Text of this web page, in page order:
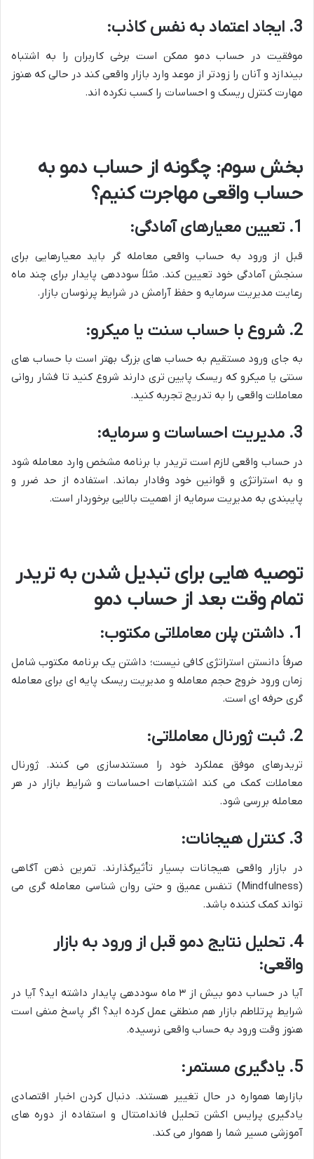
3. ایجاد اعتماد به نفس کاذب:
موفقیت در حساب دمو ممکن است برخی کاربران را به اشتباه
بیندازد و آنان را زودتر از موعد وارد بازار واقعی کند در حالی که هنوز
مهارت کنترل ریسک و احساسات را کسب نکرده اند.
بخش سوم: چگونه از حساب دمو به
حساب واقعی مهاجرت کنیم؟
1. تعیین معیارهای آمادگی:
قبل از ورود به حساب واقعی معامله گر باید معیارهایی برای
سنجش آمادگی خود تعیین کند. مثلاً سوددهی پایدار برای چند ماه
رعایت مدیریت سرمایه و حفظ آرامش در شرایط پرنوسان بازار.
2. شروع با حساب سنت یا میکرو:
به جای ورود مستقیم به حساب های بزرگ بهتر است با حساب های
سنتی یا میکرو که ریسک پایین تری دارند شروع کنید تا فشار روانی
معاملات واقعی را به تدریج تجربه کنید.
3. مدیریت احساسات و سرمایه:
در حساب واقعی لازم است تریدر با برنامه مشخص وارد معامله شود
و به استراتژی و قوانین خود وفادار بماند. استفاده از حد ضرر و
پایبندی به مدیریت سرمایه از اهمیت بالایی برخوردار است.
توصیه هایی برای تبدیل شدن به تریدر
تمام وقت بعد از حساب دمو
1. داشتن پلن معاملاتی مکتوب:
صرفاً دانستن استراتژی کافی نیست؛ داشتن یک برنامه مکتوب شامل
زمان ورود خروج حجم معامله و مدیریت ریسک پایه ای برای معامله
گری حرفه ای است.
2. ثبت ژورنال معاملاتی:
تریدرهای موفق عملکرد خود را مستندسازی می کنند. ژورنال
معاملات کمک می کند اشتباهات احساسات و شرایط بازار در هر
معامله بررسی شود.
3. کنترل هیجانات:
در بازار واقعی هیجانات بسیار تأثیرگذارند. تمرین ذهن آگاهی
(Mindfulness) تنفس عمیق و حتی روان شناسی معامله گری می
تواند کمک کننده باشد.
4. تحلیل نتایج دمو قبل از ورود به بازار
واقعی:
آیا در حساب دمو بیش از ۳ ماه سوددهی پایدار داشته اید؟ آیا در
شرایط پرتلاطم بازار هم منطقی عمل کرده اید؟ اگر پاسخ منفی است
هنوز وقت ورود به حساب واقعی نرسیده.
5. یادگیری مستمر:
بازارها همواره در حال تغییر هستند. دنبال کردن اخبار اقتصادی
یادگیری پرایس اکشن تحلیل فاندامنتال و استفاده از دوره های
آموزشی مسیر شما را هموار می کند.